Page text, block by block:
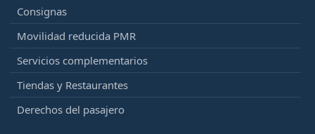
Consignas
Movilidad reducida PMR
Servicios complementarios
Tiendas y Restaurantes
Derechos del pasajero